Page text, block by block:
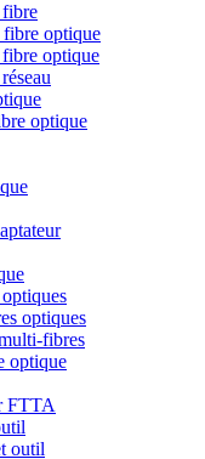
fibre
fibre optique
fibre optique
optique
fibres
optique
FTTA